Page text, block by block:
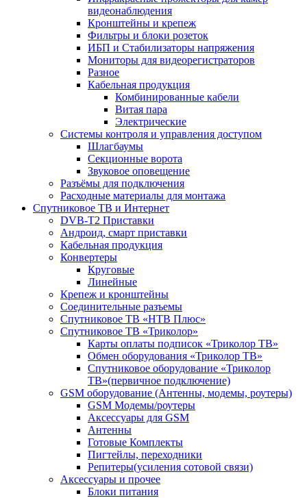
видеонаблюдения
Кронштейны и крепеж
Фильтры и блоки розеток
ИБП и Стабилизаторы напряжения
Мониторы для видеорегистраторов
Разное
Кабельная продукция
Комбинированные кабели
Витая пара
Электрические
Системы контроля и управления доступом
Шлагбаумы
Секционные ворота
Звуковое оповещение
Разъёмы для подключения
Расходные материалы для монтажа
Спутниковое ТВ и Интернет
DVB-Т2 Приставки
Андроид, смарт приставки
Кабельная продукция
Конвертеры
Круговые
Линейные
Крепеж и кронштейны
Соединительные разъемы
Спутниковое ТВ «НТВ Плюс»
Спутниковое ТВ «Триколор»
Карты оплаты подписок «Триколор ТВ»
Обмен оборудования «Триколор ТВ»
Спутниковое оборудование «Триколор
ТВ»(первичное подключение)
GSM оборудование (Антенны, модемы, роутеры)
GSM Модемы/роутеры
Аксессуары для GSM
Антенны
Готовые Комплекты
Пигтейлы, переходники
Репитеры(усиления сотовой связи)
Аксессуары и прочее
Блоки питания